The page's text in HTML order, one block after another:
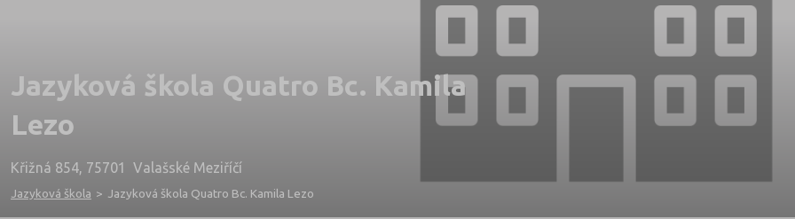
Jazyková škola Quatro Bc. Kamila
Lezo
Křižná 854, 75701 Valašské Meziříčí
Jazyková škola > Jazyková škola Quatro Bc. Kamila Lezo